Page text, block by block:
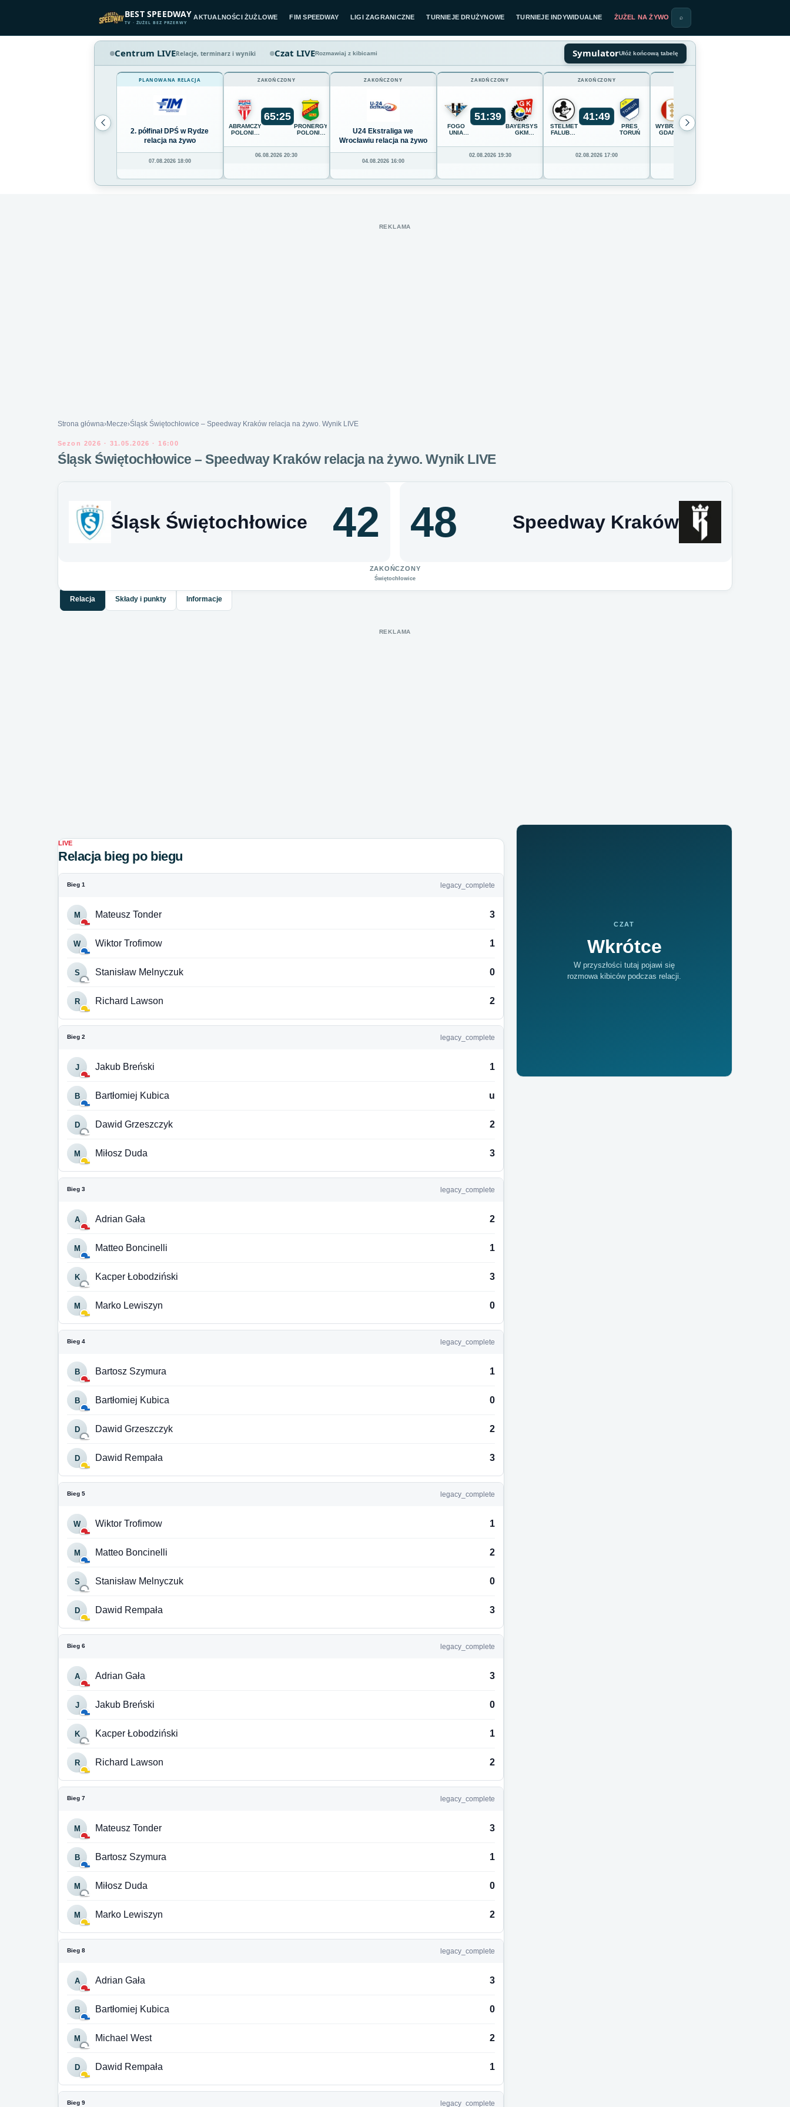
BEST SPEEDWAY
TV · ŻUŻEL BEZ PRZERWY
AKTUALNOŚCI ŻUŻLOWE FIM SPEEDWAY LIGI ZAGRANICZNE TURNIEJE DRUŻYNOWE TURNIEJE INDYWIDUALNE ŻUŻEL NA ŻYWO ⌕
Centrum LIVERelacje, terminarz i wyniki Czat LIVERozmawiaj z kibicami SymulatorUłóż końcową tabelę
PLANOWANA RELACJA
2. półfinał DPŚ w Rydze
relacja na żywo
07.08.2026 18:00
ZAKOŃCZONY
ABRAMCZYK
POLONIA
65:25
PRONERGY
POLONIA
06.08.2026 20:30
ZAKOŃCZONY
U24 Ekstraliga we
Wrocławiu relacja na żywo
04.08.2026 16:00
ZAKOŃCZONY
FOGO
UNIA
51:39
BAYERSYSTEM
GKM
02.08.2026 19:30
ZAKOŃCZONY
STELMET
FALUBAZ
GÓRA
41:49
PRES
TORUŃ
02.08.2026 17:00
WYBRZEŻE
GDAŃSK
54
REKLAMA
Strona główna›Mecze›Śląsk Świętochłowice – Speedway Kraków relacja na żywo. Wynik LIVE
Sezon 2026 · 31.05.2026 · 16:00
Śląsk Świętochłowice – Speedway Kraków relacja na żywo. Wynik LIVE
Śląsk Świętochłowice 42 48 Speedway Kraków
ZAKOŃCZONY
Świętochłowice
Relacja Składy i punkty Informacje
REKLAMA
LIVE
Relacja bieg po biegu
Bieg 1 legacy_complete
M Mateusz Tonder 3
W Wiktor Trofimow 1
S Stanisław Melnyczuk 0
R Richard Lawson 2
Bieg 2 legacy_complete
J Jakub Breński 1
B Bartłomiej Kubica u
D Dawid Grzeszczyk 2
M Miłosz Duda 3
Bieg 3 legacy_complete
A Adrian Gała 2
M Matteo Boncinelli 1
K Kacper Łobodziński 3
M Marko Lewiszyn 0
Bieg 4 legacy_complete
B Bartosz Szymura 1
B Bartłomiej Kubica 0
D Dawid Grzeszczyk 2
D Dawid Rempała 3
Bieg 5 legacy_complete
W Wiktor Trofimow 1
M Matteo Boncinelli 2
S Stanisław Melnyczuk 0
D Dawid Rempała 3
Bieg 6 legacy_complete
A Adrian Gała 3
J Jakub Breński 0
K Kacper Łobodziński 1
R Richard Lawson 2
Bieg 7 legacy_complete
M Mateusz Tonder 3
B Bartosz Szymura 1
M Miłosz Duda 0
M Marko Lewiszyn 2
Bieg 8 legacy_complete
A Adrian Gała 3
B Bartłomiej Kubica 0
M Michael West 2
D Dawid Rempała 1
Bieg 9 legacy_complete
CZAT
Wkrótce
W przyszłości tutaj pojawi się
rozmowa kibiców podczas relacji.